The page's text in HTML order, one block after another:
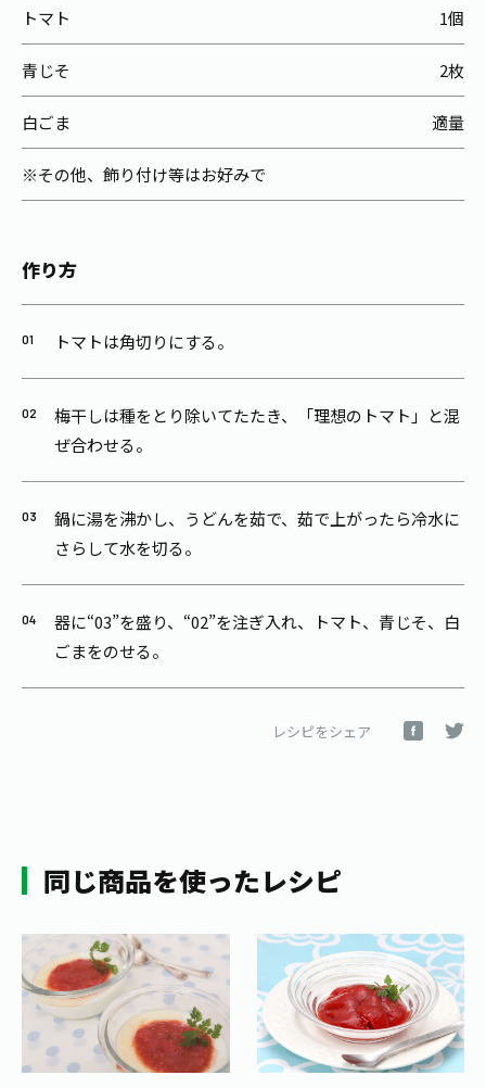
トマト 1個
青じそ 2枚
白ごま 適量
※その他、飾り付け等はお好みで
作り方
トマトは角切りにする。
梅干しは種をとり除いてたたき、「理想のトマト」と混
ぜ合わせる。
鍋に湯を沸かし、うどんを茹で、茹で上がったら冷水に
さらして水を切る。
器に“03”を盛り、“02”を注ぎ入れ、トマト、青じそ、白
ごまをのせる。
レシピをシェア
同じ商品を使ったレシピ